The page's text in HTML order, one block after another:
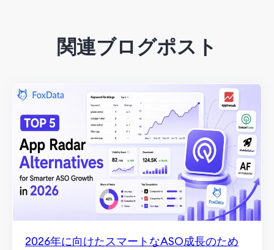
関連ブログポスト
2026年に向けたスマートなASO成長のため